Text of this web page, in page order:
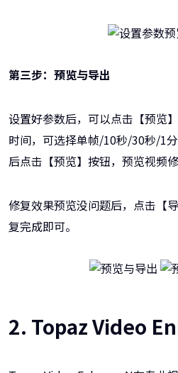
第三步：预览与导出
设置好参数后，可以点击【预览
时间，可选择单帧/10秒/30秒/1
后点击【预览】按钮，预览视频修
修复效果预览没问题后，点击【
复完成即可。
2. Topaz Video